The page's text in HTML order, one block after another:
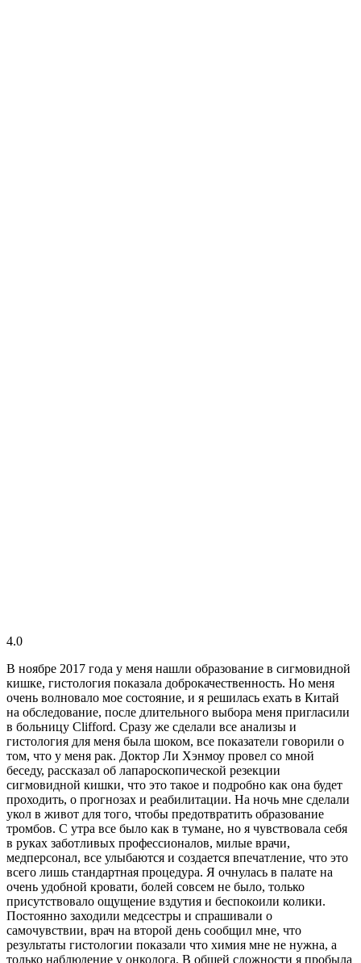
4.0
В ноябре 2017 года у меня нашли образование в сигмовидной
кишке, гистология показала доброкачественность. Но меня
очень волновало мое состояние, и я решилась ехать в Китай
на обследование, после длительного выбора меня пригласили
в больницу Clifford. Сразу же сделали все анализы и
гистология для меня была шоком, все показатели говорили о
том, что у меня рак. Доктор Ли Хэнмоу провел со мной
беседу, рассказал об лапароскопической резекции
сигмовидной кишки, что это такое и подробно как она будет
проходить, о прогнозах и реабилитации. На ночь мне сделали
укол в живот для того, чтобы предотвратить образование
тромбов. С утра все было как в тумане, но я чувствовала себя
в руках заботливых профессионалов, милые врачи,
медперсонал, все улыбаются и создается впечатление, что это
всего лишь стандартная процедура. Я очнулась в палате на
очень удобной кровати, болей совсем не было, только
присутствовало ощущение вздутия и беспокоили колики.
Постоянно заходили медсестры и спрашивали о
самочувствии, врач на второй день сообщил мне, что
результаты гистологии показали что химия мне не нужна, а
только наблюдение у онколога. В общей сложности я пробыла